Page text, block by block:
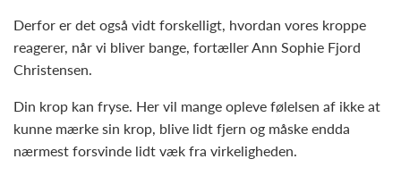
Derfor er det også vidt forskelligt, hvordan vores kroppe
reagerer, når vi bliver bange, fortæller Ann Sophie Fjord
Christensen.
Din krop kan fryse. Her vil mange opleve følelsen af ikke at
kunne mærke sin krop, blive lidt fjern og måske endda
nærmest forsvinde lidt væk fra virkeligheden.